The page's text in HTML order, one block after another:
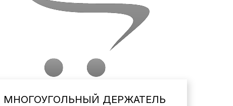
МНОГОУГОЛЬНЫЙ ДЕРЖАТЕЛЬ